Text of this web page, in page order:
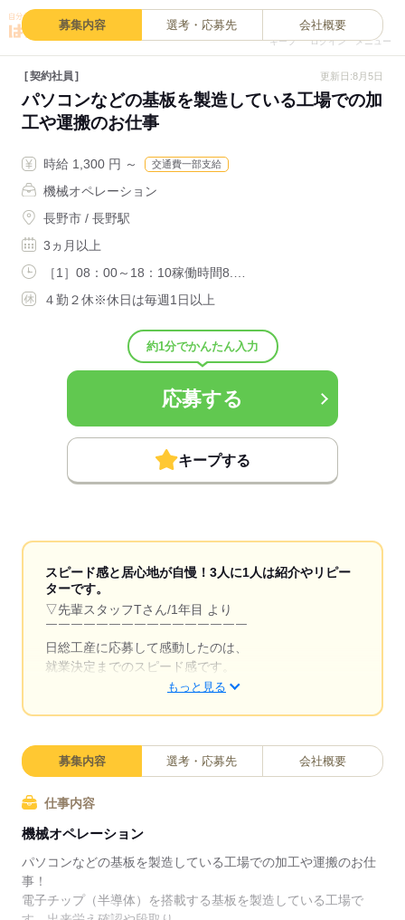
キープ ログイン メニュー
募集内容 選考・応募先 会社概要
契約社員 更新日:8月5日
パソコンなどの基板を製造している工場での加
工や運搬のお仕事
時給 1,300 円 ～ 交通費一部支給
機械オペレーション
長野市 / 長野駅
3ヵ月以上
［1］08：00～18：10稼働時間8.…
４勤２休※休日は毎週1日以上
約1分でかんたん入力
応募する
キープする
スピード感と居心地が自慢！3人に1人は紹介やリピー
ターです。
▽先輩スタッフTさん/1年目 より
￣￣￣￣￣￣￣￣￣￣￣￣￣￣￣￣
日総工産に応募して感動したのは、
就業決定までのスピード感です。
急いで仕事と寮を探したいと伝えたところ、
翌日に引っ越せる寮付きの仕事も
紹介してもらえて有難かったです。
実際に働き始めてからは、
サポート社員の存在に
仕事がなかなか上達せず悩んでいた時、
もっと見る
募集内容 選考・応募先 会社概要
仕事内容
機械オペレーション
パソコンなどの基板を製造している工場での加工や運搬のお仕
事！
電子チップ（半導体）を搭載する基板を製造している工場で